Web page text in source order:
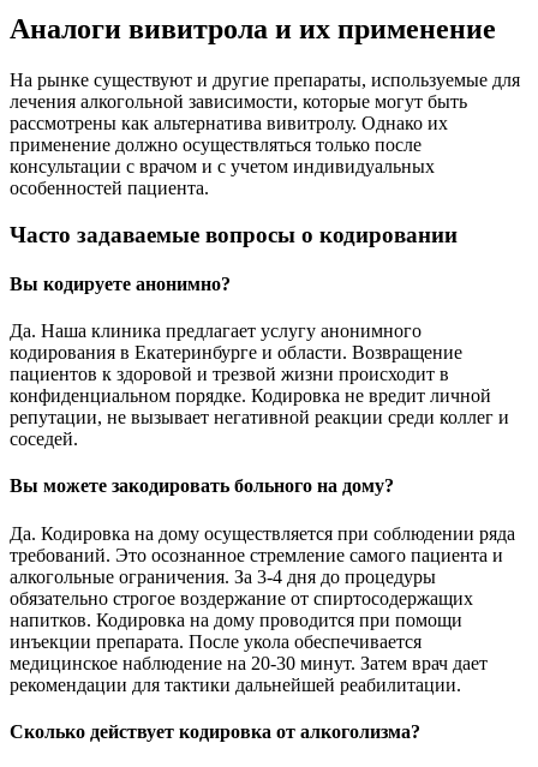
Аналоги вивитрола и их применение
На рынке существуют и другие препараты, используемые для
лечения алкогольной зависимости, которые могут быть
рассмотрены как альтернатива вивитролу. Однако их
применение должно осуществляться только после
консультации с врачом и с учетом индивидуальных
особенностей пациента.
Часто задаваемые вопросы о кодировании
Вы кодируете анонимно?
Да. Наша клиника предлагает услугу анонимного
кодирования в Екатеринбурге и области. Возвращение
пациентов к здоровой и трезвой жизни происходит в
конфиденциальном порядке. Кодировка не вредит личной
репутации, не вызывает негативной реакции среди коллег и
соседей.
Вы можете закодировать больного на дому?
Да. Кодировка на дому осуществляется при соблюдении ряда
требований. Это осознанное стремление самого пациента и
алкогольные ограничения. За 3-4 дня до процедуры
обязательно строгое воздержание от спиртосодержащих
напитков. Кодировка на дому проводится при помощи
инъекции препарата. После укола обеспечивается
медицинское наблюдение на 20-30 минут. Затем врач дает
рекомендации для тактики дальнейшей реабилитации.
Сколько действует кодировка от алкоголизма?